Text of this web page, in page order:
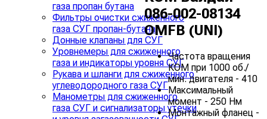
газа пропан бутана
Фильтры очистки сжиженного
газа СУГ пропан-бутана
Донные клапаны для СУГ
Уровнемеры для сжиженного
газа и индикаторы уровня СУГ
Рукава и шланги для сжиженного
углеводородного газа СУГ
Манометры для сжиженного
газа СУГ и сигнализаторы утечки
086-002-08134
OMFB (UNI)
Частота вращения
КОМ при 1000 об./
мин. двигателя - 410
Максимальный
момент - 250 Нм
Монтажный фланец -